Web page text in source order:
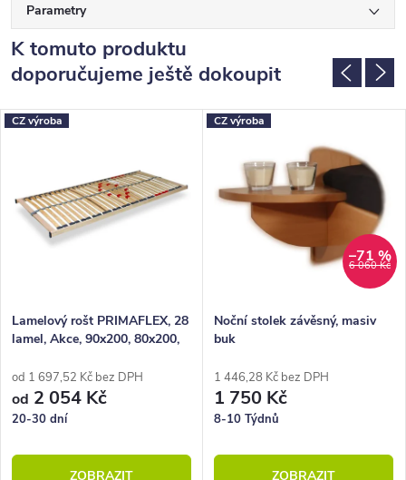
Parametry
K tomuto produktu
doporučujeme ještě dokoupit
CZ výroba
Lamelový rošt PRIMAFLEX, 28
lamel, Akce, 90x200, 80x200,
od 1 697,52 Kč bez DPH
od 2 054 Kč
20-30 dní
ZOBRAZIT
CZ výroba
6 060 Kč
–71 %
Noční stolek závěsný, masiv
buk
1 446,28 Kč bez DPH
1 750 Kč
8-10 Týdnů
ZOBRAZIT